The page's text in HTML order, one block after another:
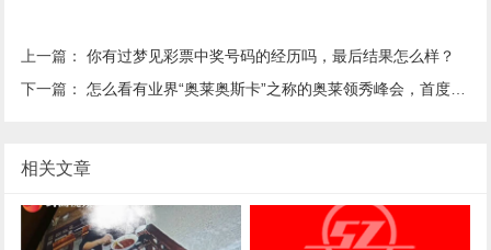
上一篇：你有过梦见彩票中奖号码的经历吗，最后结果怎么样？
下一篇：怎么看有业界“奥莱奥斯卡”之称的奥莱领秀峰会，首度入榕在金源世纪奥特莱斯举办？
相关文章